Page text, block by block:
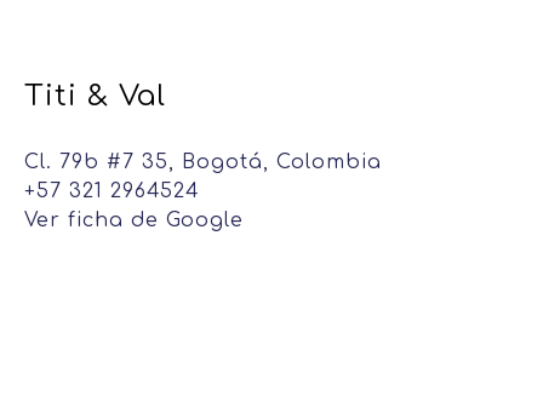
Titi & Val
Cl. 79b #7 35, Bogotá, Colombia
+57 321 2964524
Ver ficha de Google